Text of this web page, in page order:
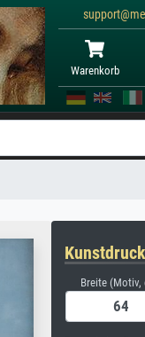
Warenkorb
Breite (Motiv,